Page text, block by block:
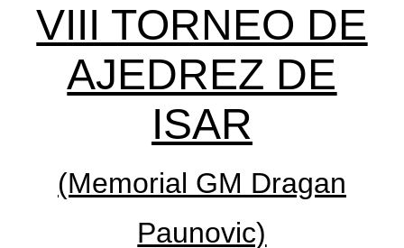
VIII TORNEO DE
AJEDREZ DE
ISAR
(Memorial GM Dragan
Paunovic)